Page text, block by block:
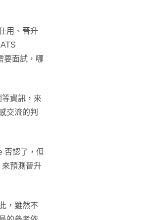
用、晉升
要面試，哪
資訊，來
交流的判
否認了，但
預測晉升
，雖然不